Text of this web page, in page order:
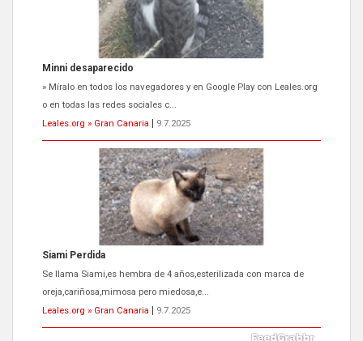
Siami Perdida
Se llama Siami,es hembra de 4 años,esterilizada con marca de
oreja,cariñosa,mimosa pero miedosa,e...
Leales.org » Gran Canaria
9.7.2025
ADOPCIÓN URGENTE GATA TEROR GRAN CANARIA
El ayuntamiento se va a llevar a Los Gatos callejeros de la zona los
próximos días, ella incluida...
Leales.org » Gran Canaria
9.7.2025